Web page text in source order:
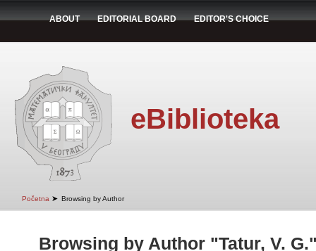
ABOUT EDITORIAL BOARD EDITOR'S CHOICE
eBiblioteka
Početna ➤ Browsing by Author
Browsing by Author "Tatur, V.